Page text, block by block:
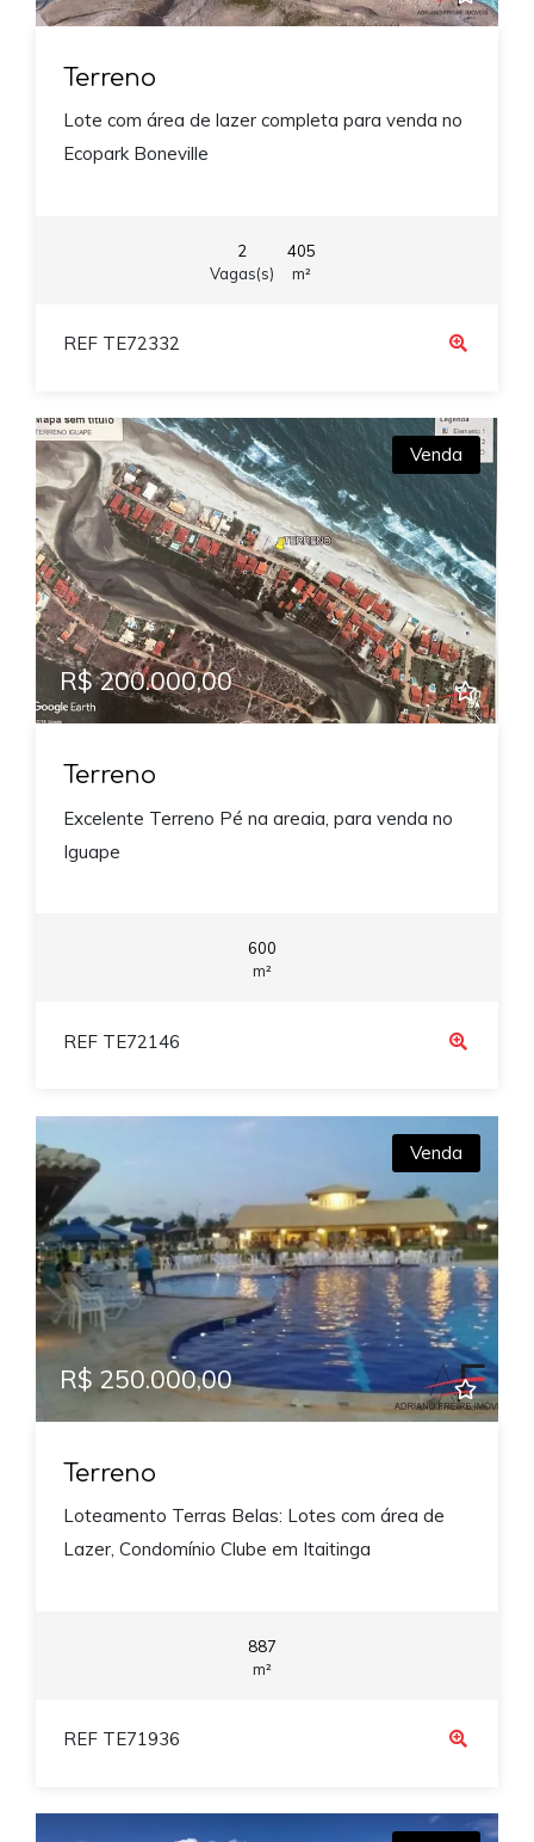
Terreno
Lote com área de lazer completa para venda no
Ecopark Boneville
2
Vagas(s)
405
m²
REF TE72332
Venda
R$ 200.000,00
Terreno
Excelente Terreno Pé na areaia, para venda no
Iguape
600
m²
REF TE72146
Venda
R$ 250.000,00
Terreno
Loteamento Terras Belas: Lotes com área de
Lazer, Condomínio Clube em Itaitinga
887
m²
REF TE71936